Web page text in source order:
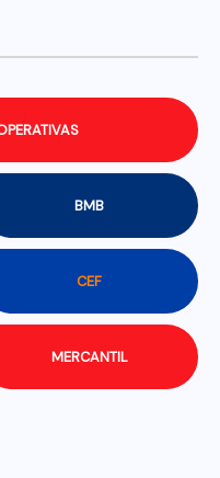
BMB
CEF
MERCANTIL